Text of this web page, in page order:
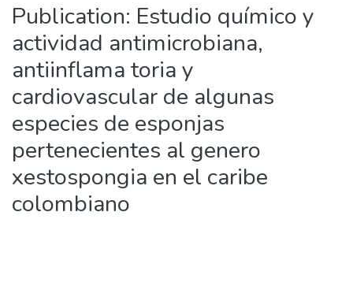
Publication: Estudio químico y
actividad antimicrobiana,
antiinflama toria y
cardiovascular de algunas
especies de esponjas
pertenecientes al genero
xestospongia en el caribe
colombiano